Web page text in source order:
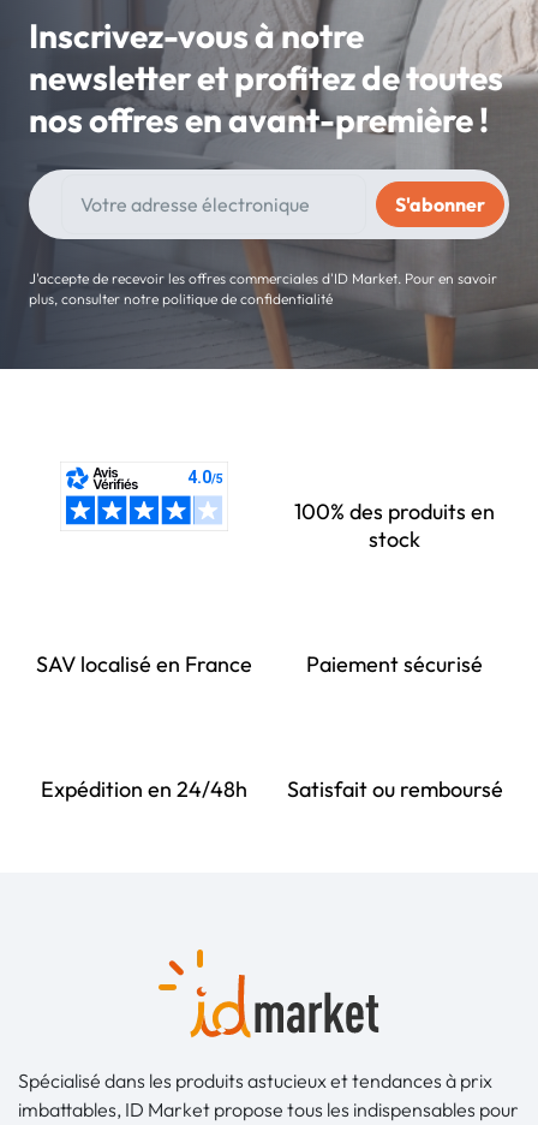
Inscrivez-vous à notre
newsletter et profitez de toutes
nos offres en avant-première !
J'accepte de recevoir les offres commerciales d'ID Market. Pour en savoir
plus, consulter notre politique de confidentialité
100% des produits en
stock
SAV localisé en France Paiement sécurisé
Expédition en 24/48h Satisfait ou remboursé
Spécialisé dans les produits astucieux et tendances à prix
imbattables, ID Market propose tous les indispensables pour